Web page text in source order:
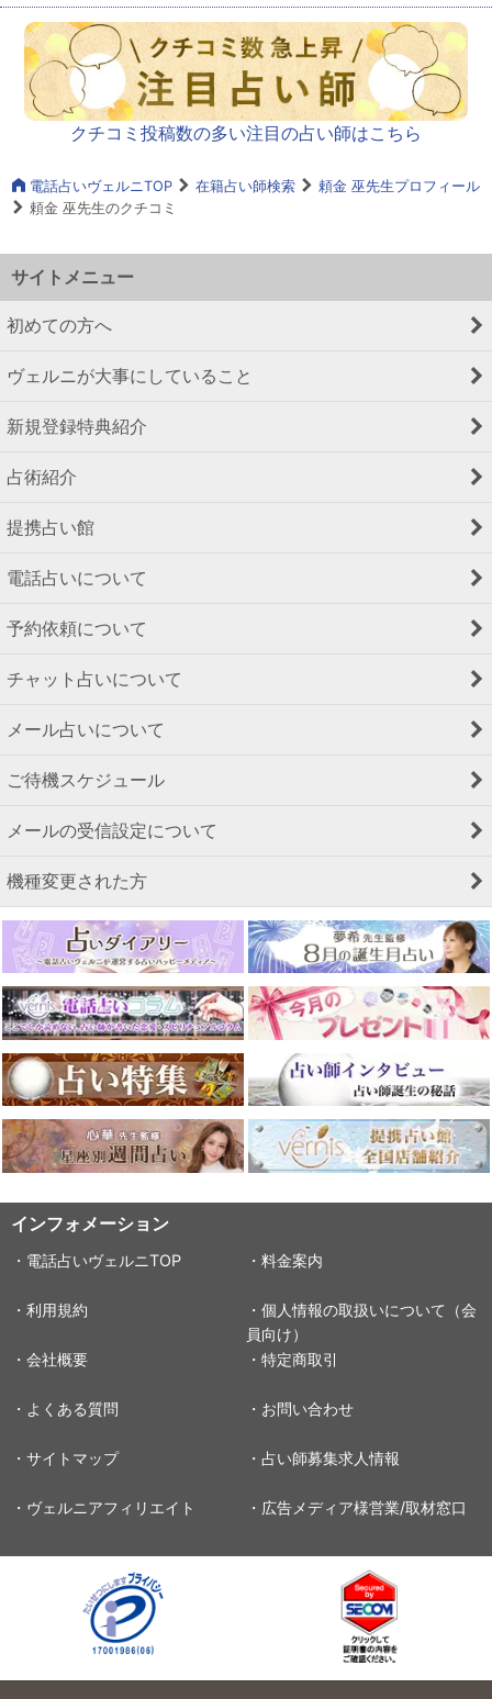
クチコミ投稿数の多い注目の占い師はこちら
電話占いヴェルニTOP 在籍占い師検索
頼金 巫先生プロフィール
頼金 巫先生のクチコミ
サイトメニュー
初めての方へ
ヴェルニが大事にしていること
新規登録特典紹介
占術紹介
提携占い館
電話占いについて
予約依頼について
チャット占いについて
メール占いについて
ご待機スケジュール
メールの受信設定について
機種変更された方
インフォメーション
・電話占いヴェルニTOP ・料金案内
・利用規約
・個人情報の取扱いについて（会
員向け）
・会社概要
・特定商取引
・よくある質問 ・お問い合わせ
・サイトマップ ・占い師募集求人情報
・ヴェルニアフィリエイト ・広告メディア様営業/取材窓口